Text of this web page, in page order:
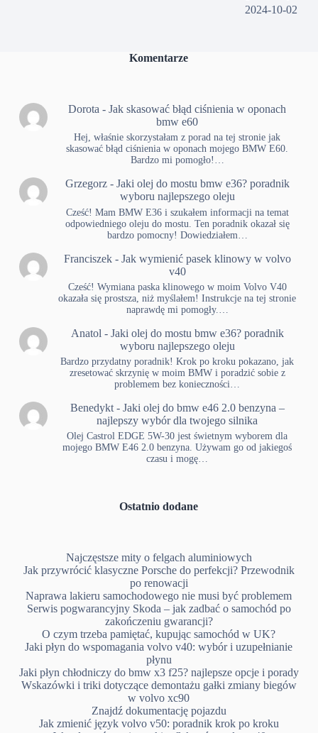
2024-10-02
Komentarze
Dorota -Jak skasować błąd ciśnienia w oponach
bmw e60
Hej, właśnie skorzystałam z porad na tej stronie jak
skasować błąd ciśnienia w oponach mojego BMW E60.
Bardzo mi pomogło!…
Grzegorz- Jaki olej do mostu bmw e36? poradnik
wyboru najlepszego oleju
Cześć! Mam BMW E36 i szukałem informacji na temat
odpowiedniego oleju do mostu. Ten poradnik okazał się
bardzo pomocny! Dowiedziałem…
Franciszek- Jak wymienić pasek klinowy w volvo
v40
Cześć! Wymiana paska klinowego w moim Volvo V40
okazała się prostsza, niż myślałem! Instrukcje na tej stronie
naprawdę mi pomogły.…
Anatol - Jaki olej do mostu bmw e36? poradnik
wyboru najlepszego oleju
Bardzo przydatny poradnik! Krok po kroku pokazano, jak
zresetować skrzynię w moim BMW i poradzić sobie z
problemem bez konieczności…
Benedykt- Jaki olej do bmw e46 2.0 benzyna –
najlepszy wybór dla twojego silnika
Olej Castrol EDGE 5W-30 jest świetnym wyborem dla
mojego BMW E46 2.0 benzyna. Używam go od jakiegoś
czasu i mogę…
Ostatnio dodane
Najczęstsze mity o felgach aluminiowych
Jak przywrócić klasyczne Porsche do perfekcji? Przewodnik
po renowacji
Naprawa lakieru samochodowego nie musi być problemem
Serwis pogwarancyjny Skoda – jak zadbać o samochód po
zakończeniu gwarancji?
O czym trzeba pamiętać, kupując samochód w UK?
Jaki płyn do wspomagania volvo v40: wybór i uzupełnianie
płynu
Jaki płyn chłodniczy do bmw x3 f25? najlepsze opcje i porady
Wskazówki i triki dotyczące demontażu gałki zmiany biegów
w volvo xc90
Znajdź dokumentację pojazdu
Jak zmienić język volvo v50: poradnik krok po kroku